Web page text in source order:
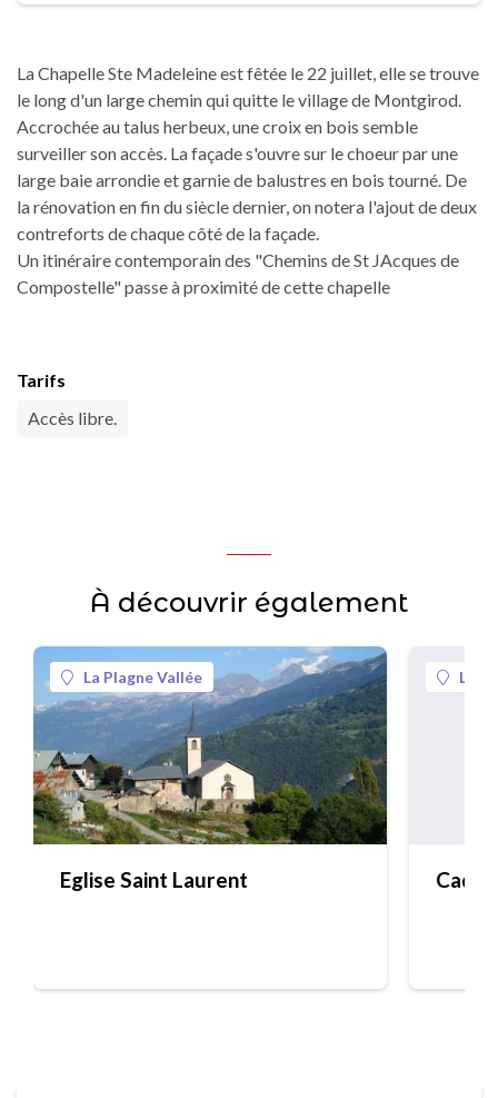
La Chapelle Ste Madeleine est fêtée le 22 juillet, elle se trouve
le long d'un large chemin qui quitte le village de Montgirod.
Accrochée au talus herbeux, une croix en bois semble
surveiller son accès. La façade s'ouvre sur le choeur par une
large baie arrondie et garnie de balustres en bois tourné. De
la rénovation en fin du siècle dernier, on notera l'ajout de deux
contreforts de chaque côté de la façade.
Un itinéraire contemporain des "Chemins de St JAcques de
Compostelle" passe à proximité de cette chapelle
Tarifs
Accès libre.
À découvrir également
La Plagne Vallée
Eglise Saint Laurent
La